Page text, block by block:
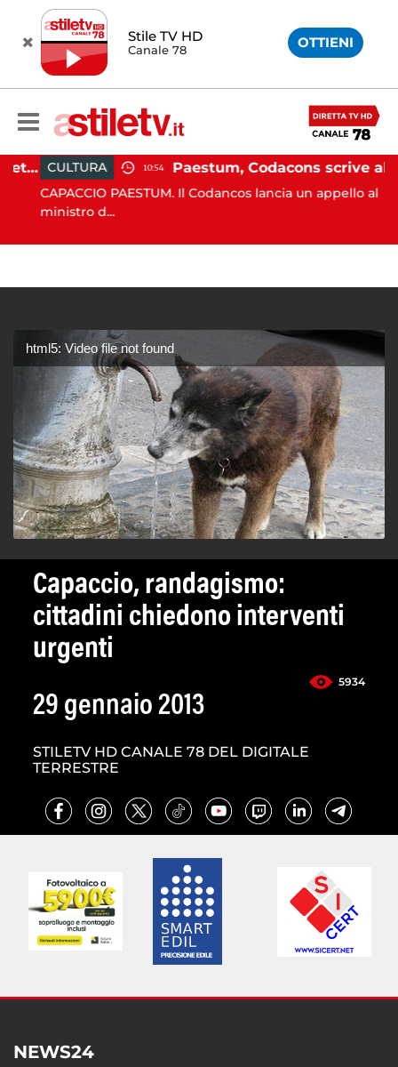
Stile TV HD
Canale 78 OTTIENI
Martina Carbonaro, braccialetto elettronico per i genitori della 14enne uccisa dall'ex CULTURA 10:54 Paestum, Codacons scrive al ministro Giuli: "Rilanciare scavi dell'Anfiteatro nell'area archeologica"
CAPACCIO PAESTUM. Il Codancos lancia un appello al
ministro d...
html5: Video file not found
Capaccio, randagismo:
cittadini chiedono interventi
urgenti
5934
29 gennaio 2013
STILETV HD CANALE 78 DEL DIGITALE
TERRESTRE
NEWS24